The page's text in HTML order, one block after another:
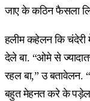
जाए के कठिन फैसला
हलीम कहेलन कि चंदेरी
देले बा. “ओमे से
रहल बा,” उ बतावेलन.
बहुत मेहनत करे के